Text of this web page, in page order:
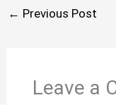
← Previous Post
Leave a